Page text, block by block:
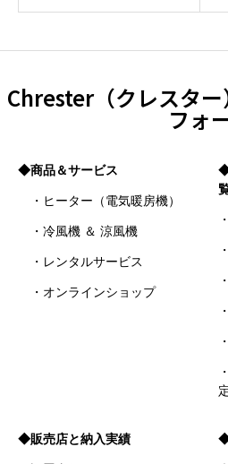
Chrester（クレスタ
フォ
◆商品＆サービス
・ヒーター（電気暖房機）
・冷風機 ＆ 涼風機
・レンタルサービス
・オンラインショップ
◆
◆販売店と納入実績 ◆